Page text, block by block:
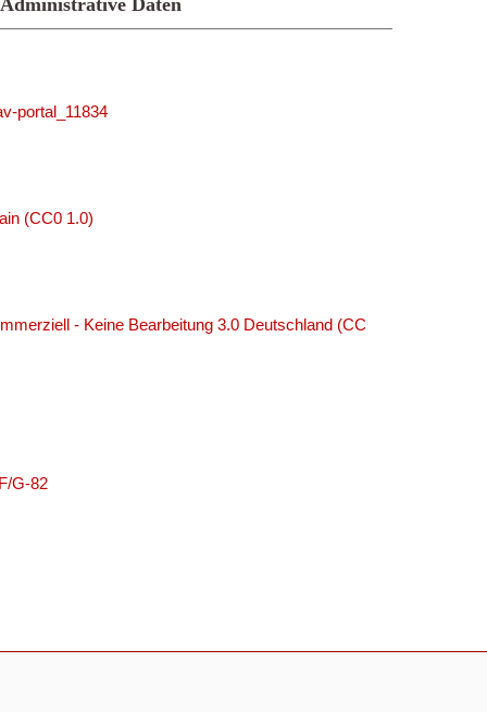
Administrative Daten
portal_11834
(CC0 1.0)
- Keine Bearbeitung 3.0 Deutschland (CC
G-82